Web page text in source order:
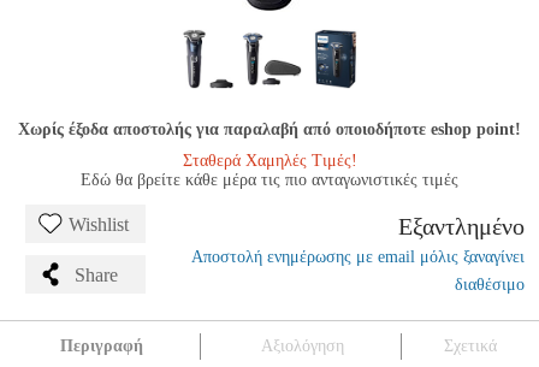
Χωρίς έξοδα αποστολής για παραλαβή από οποιοδήποτε eshop point!
Σταθερά Χαμηλές Τιμές!
Εδώ θα βρείτε κάθε μέρα τις πιο ανταγωνιστικές τιμές
Wishlist
Share
Εξαντλημένο
Αποστολή ενημέρωσης με email μόλις ξαναγίνει
διαθέσιμο
Περιγραφή Αξιολόγηση Σχετικά